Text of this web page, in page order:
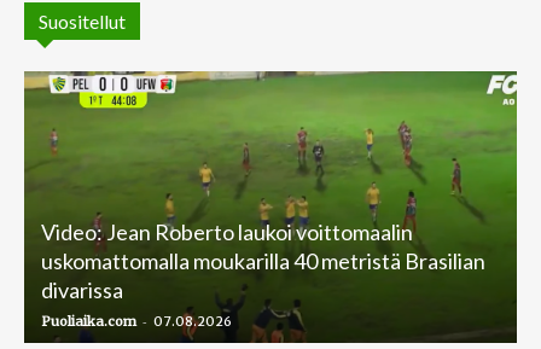
Suositellut
Video: Jean Roberto laukoi voittomaalin
uskomattomalla moukarilla 40 metristä Brasilian
divarissa
Puoliaika.com - 07.08.2026